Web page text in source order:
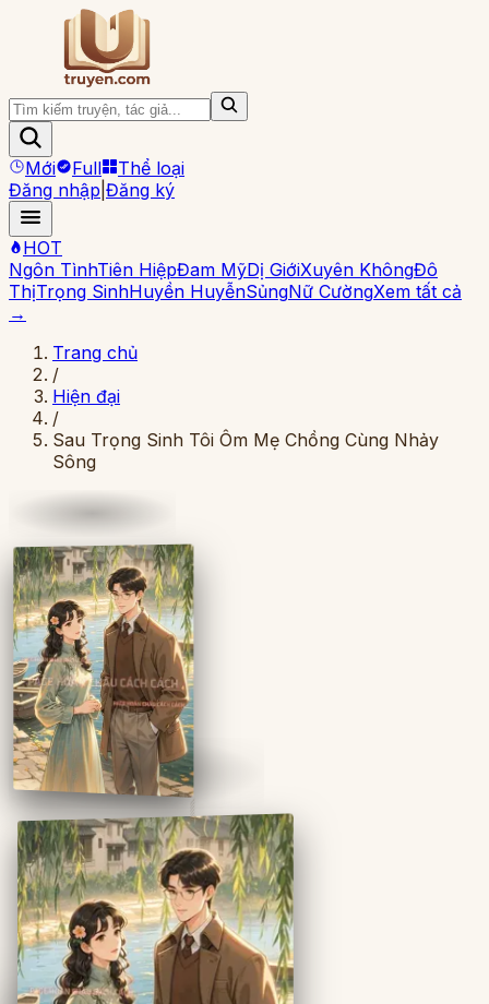
Mới Full
Thể loại
Đăng nhập Đăng ký
HOT
Ngôn TìnhTiên HiệpĐam MỹDị GiớiXuyên KhôngĐô
ThịTrọng SinhHuyền HuyễnSủngNữ CườngXem tất cả
→
Trang chủ
/
Hiện đại
/
Sau Trọng Sinh Tôi Ôm Mẹ Chồng Cùng Nhảy
Sông